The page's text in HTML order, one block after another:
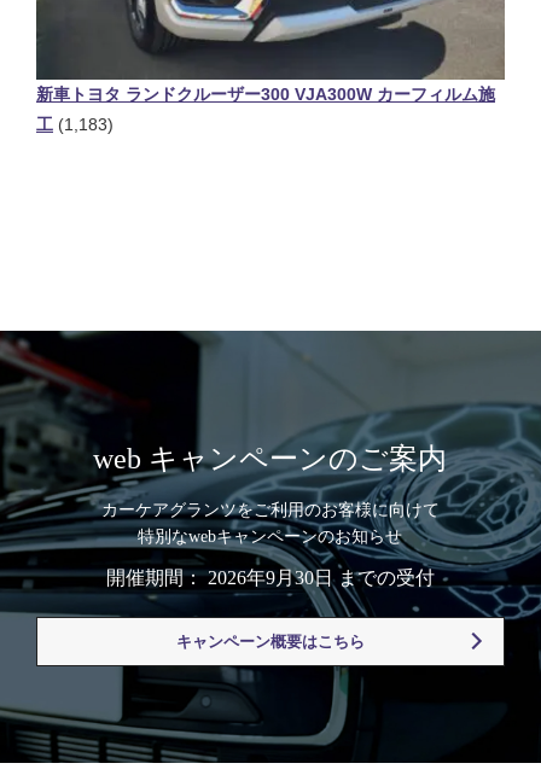
新車トヨタ ランドクルーザー300 VJA300W カーフィルム施
工 (1,183)
web キャンペーンのご案内
カーケアグランツをご利用のお客様に向けて
特別なwebキャンペーンのお知らせ
開催期間： 2026年9月30日 までの受付
キャンペーン概要はこちら